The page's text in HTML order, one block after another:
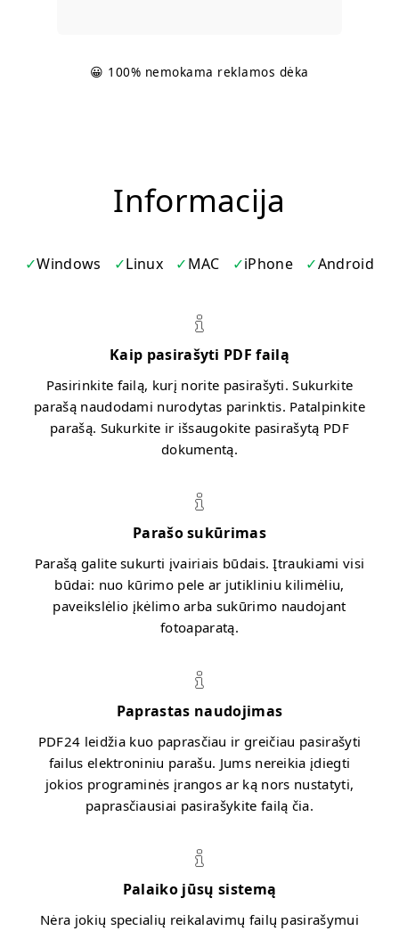
😀 100% nemokama reklamos dėka
Informacija
Windows Linux MAC iPhone Android
Kaip pasirašyti PDF failą
Pasirinkite failą, kurį norite pasirašyti. Sukurkite
parašą naudodami nurodytas parinktis. Patalpinkite
parašą. Sukurkite ir išsaugokite pasirašytą PDF
dokumentą.
Parašo sukūrimas
Parašą galite sukurti įvairiais būdais. Įtraukiami visi
būdai: nuo kūrimo pele ar jutikliniu kilimėliu,
paveikslėlio įkėlimo arba sukūrimo naudojant
fotoaparatą.
Paprastas naudojimas
PDF24 leidžia kuo paprasčiau ir greičiau pasirašyti
failus elektroniniu parašu. Jums nereikia įdiegti
jokios programinės įrangos ar ką nors nustatyti,
paprasčiausiai pasirašykite failą čia.
Palaiko jūsų sistemą
Nėra jokių specialių reikalavimų failų pasirašymui